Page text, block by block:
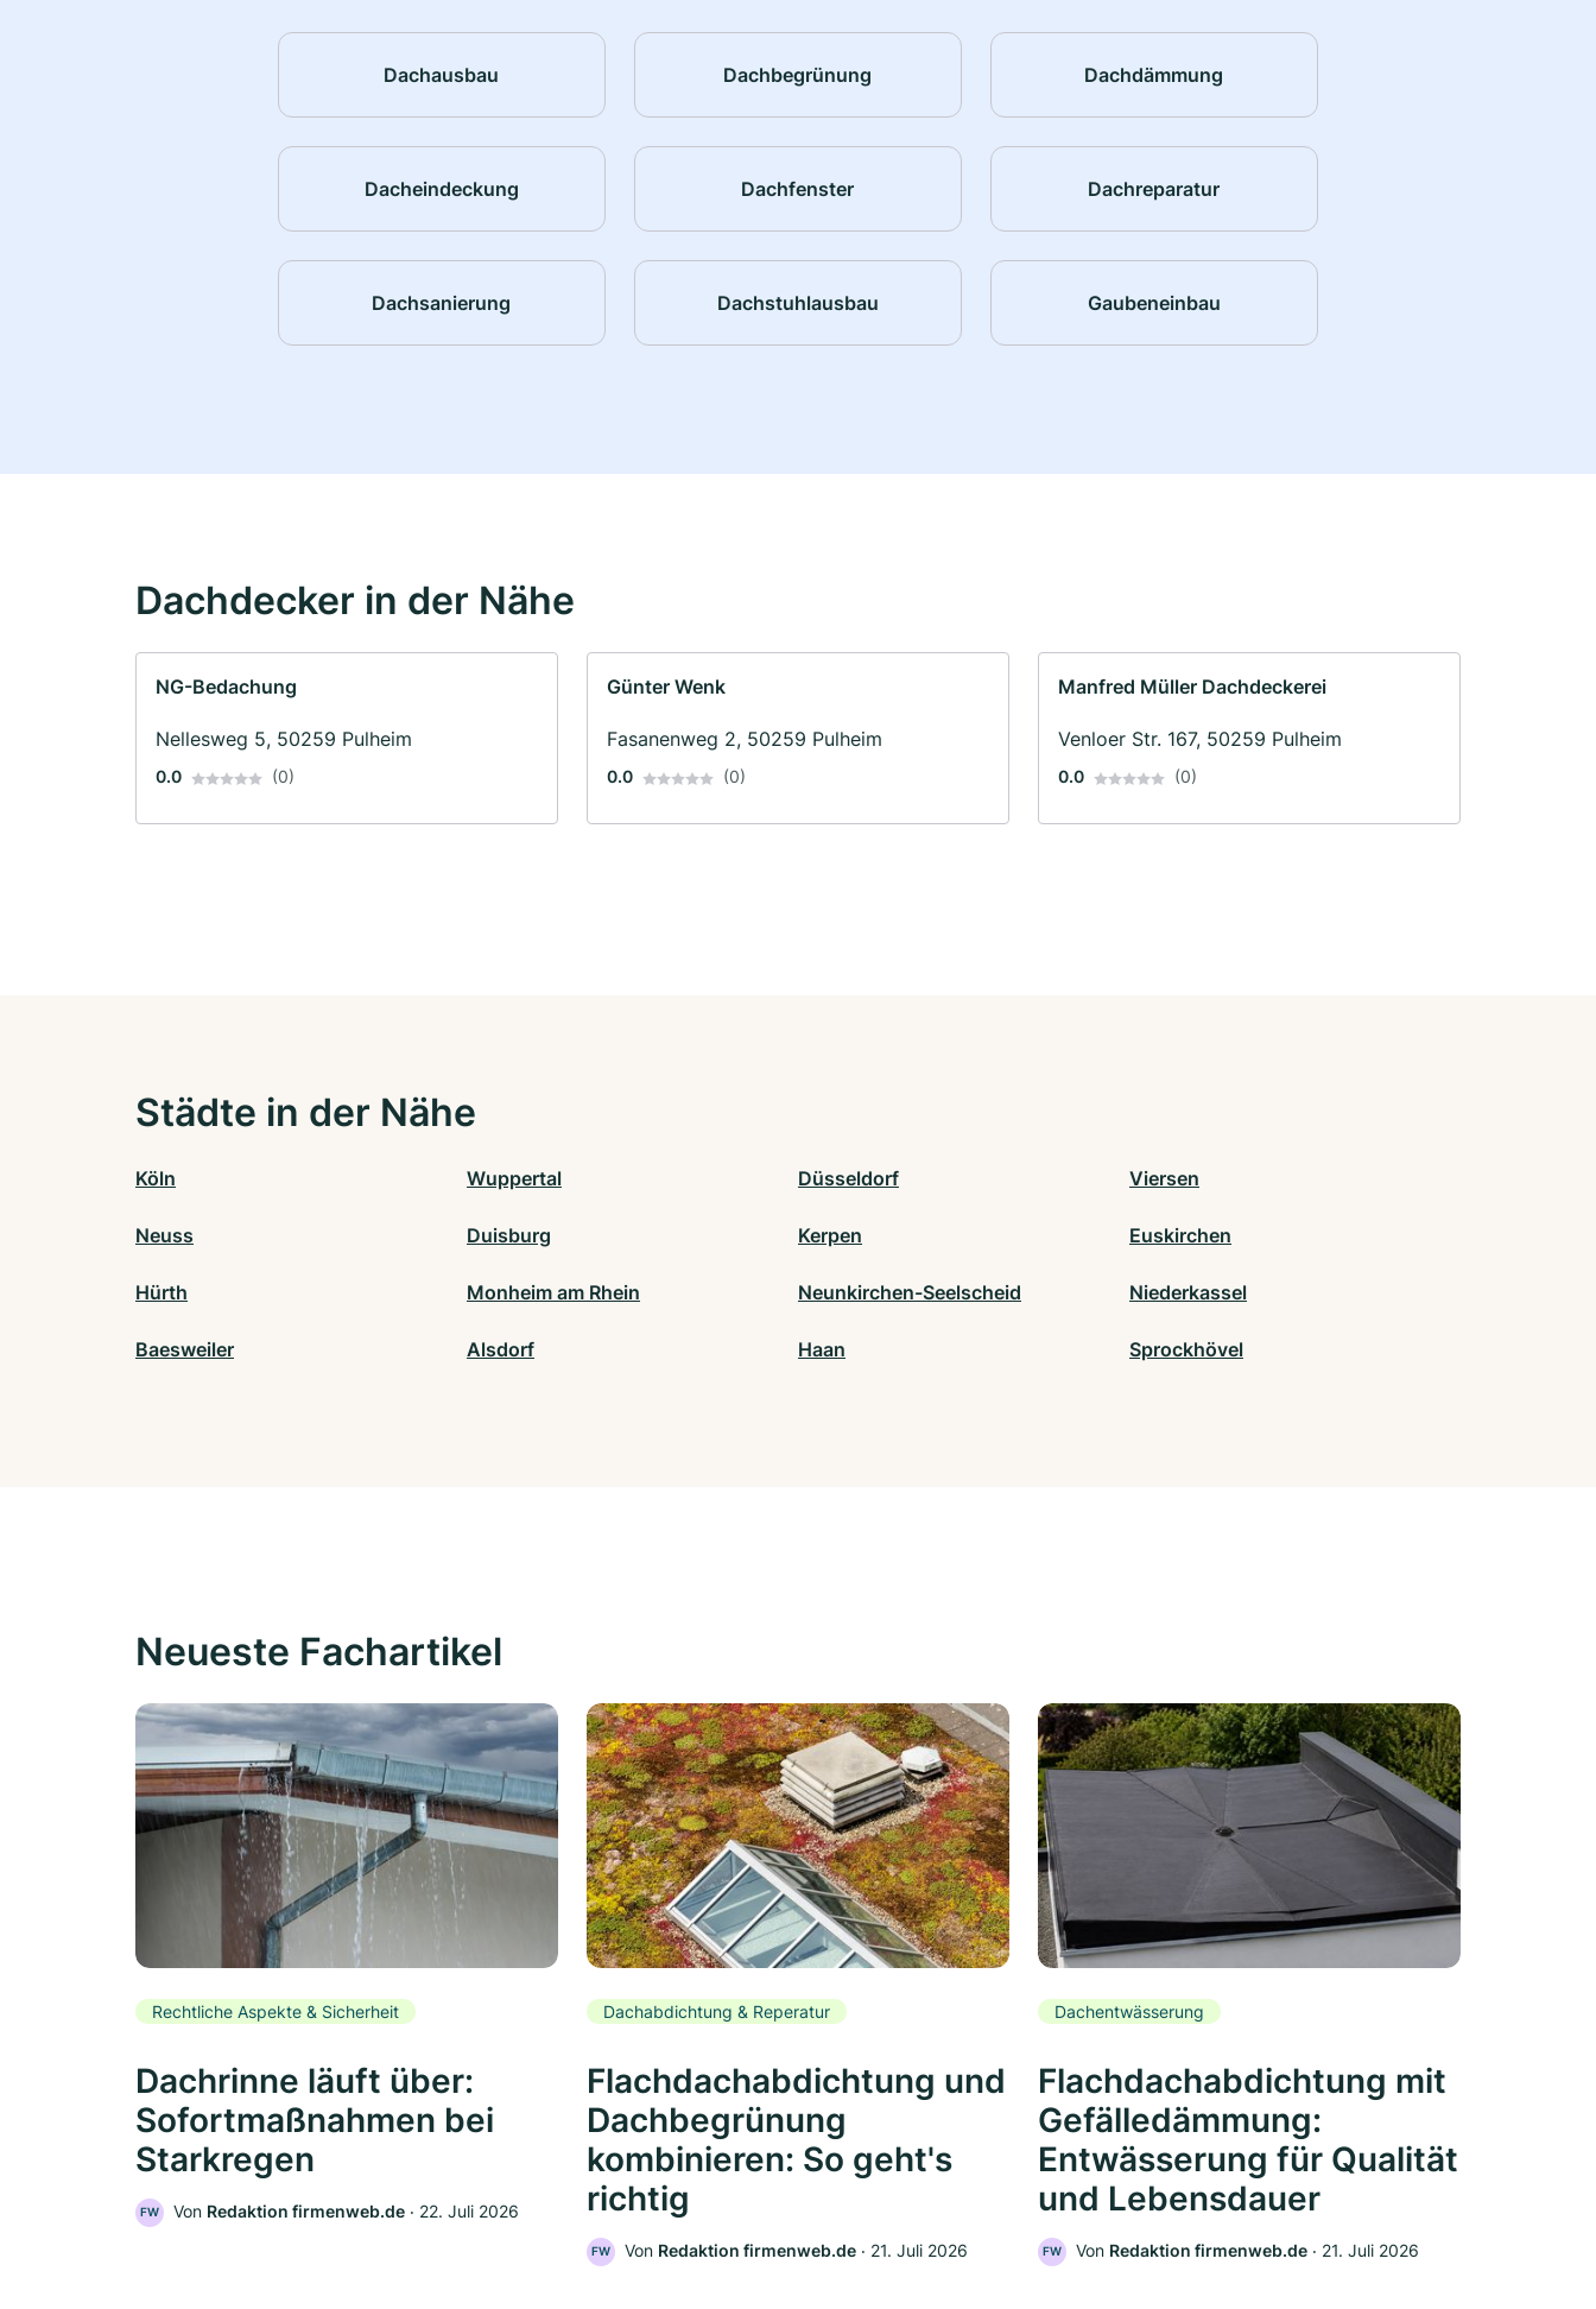
Dachausbau Dachbegrünung Dachdämmung
Dacheindeckung Dachfenster Dachreparatur
Dachsanierung Dachstuhlausbau Gaubeneinbau
Dachdecker in der Nähe
NG-Bedachung
Nellesweg 5, 50259 Pulheim
0.0 (0)
Günter Wenk
Fasanenweg 2, 50259 Pulheim
0.0 (0)
Manfred Müller Dachdeckerei
Venloer Str. 167, 50259 Pulheim
0.0 (0)
Städte in der Nähe
Köln Wuppertal Düsseldorf Viersen
Neuss Duisburg Kerpen Euskirchen
Hürth Monheim am Rhein Neunkirchen-Seelscheid Niederkassel
Baesweiler Alsdorf Haan Sprockhövel
Neueste Fachartikel
Rechtliche Aspekte & Sicherheit
Dachrinne läuft über:
Sofortmaßnahmen bei
Starkregen
FW Von Redaktion firmenweb.de ‧ 22. Juli 2026
Dachabdichtung & Reperatur
Flachdachabdichtung und
Dachbegrünung
kombinieren: So geht's
richtig
FW Von Redaktion firmenweb.de ‧ 21. Juli 2026
Dachentwässerung
Flachdachabdichtung mit
Gefälledämmung:
Entwässerung für Qualität
und Lebensdauer
FW Von Redaktion firmenweb.de ‧ 21. Juli 2026